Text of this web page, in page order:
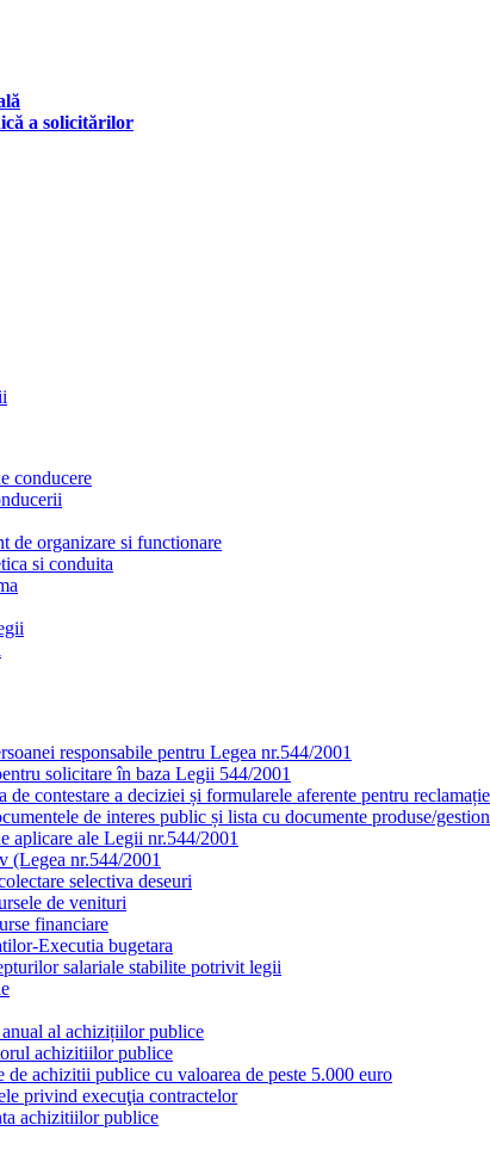
a solicitărilor
conducere
de organizare si functionare
si conduita
responsabile pentru Legea nr.544/2001
solicitare în baza Legii 544/2001
de contestare a deciziei și formularele aferente pentru
de interes public și lista cu documente produse/
aplicare ale Legii nr.544/2001
(Legea nr.544/2001
selectiva deseuri
de venituri
financiare
Executia bugetara
salariale stabilite potrivit legii
al achizițiilor publice
achizitiilor publice
de achizitii publice cu valoarea de peste 5.000 euro
privind execuţia contractelor
achizitiilor publice